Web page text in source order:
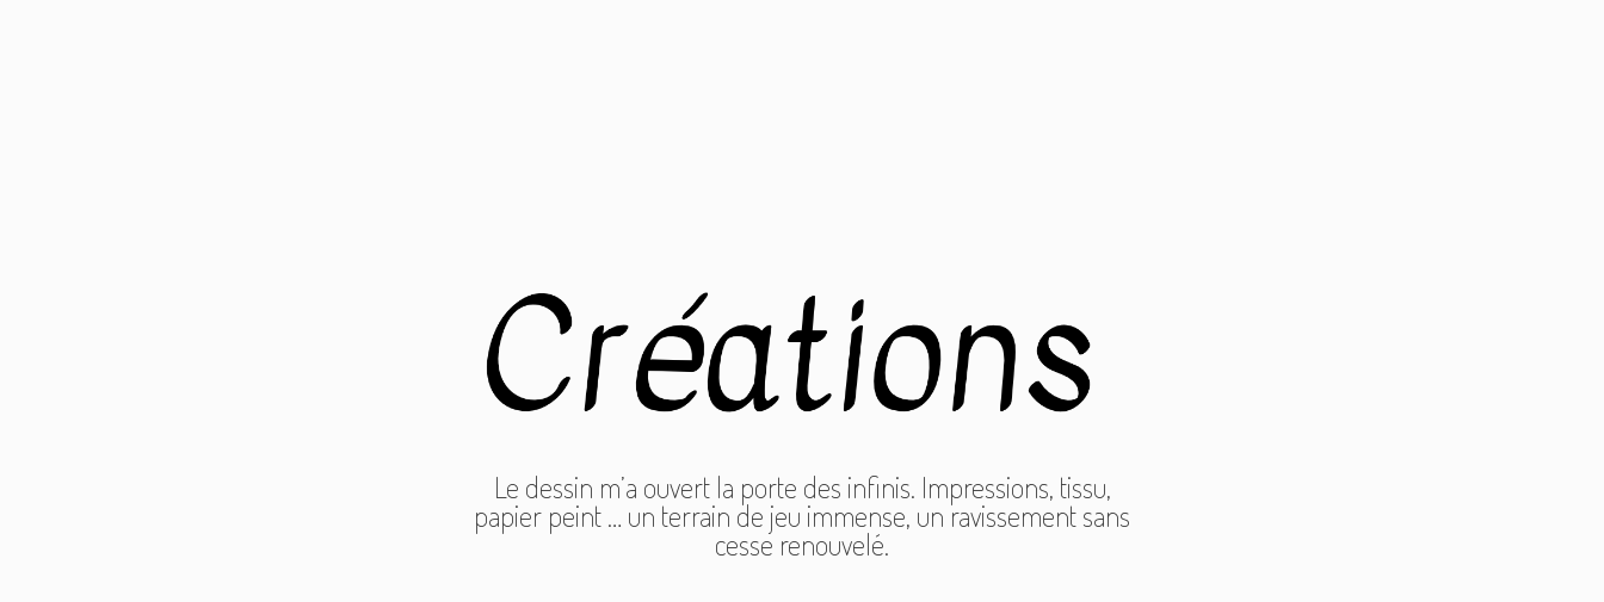
Le dessin m’a ouvert la porte des infinis. Impressions, tissu,
papier peint … un terrain de jeu immense, un ravissement sans
cesse renouvelé.